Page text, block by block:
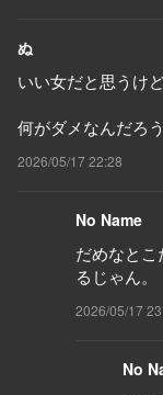
ぬ
いい女だと思うけ
何がダメなんだろ
2026/05/17 22:28
No Name
だめなと
るじゃん。
2026/05/17
No